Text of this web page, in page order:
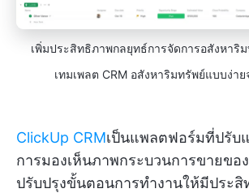
เพิ่มประสิทธิภาพกลยุทธ์การจัดการอสังหาริ
เทมเพลต CRM อสังหาริมทรัพย์แบบง่า
ClickUp CRMเป็นแพลตฟอร์มที่ปรับ
การมองเห็นภาพกระบวนการขายขอ
ปรับปรุงขั้นตอนการทำงานให้มีประ